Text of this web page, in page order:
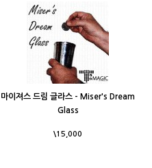
마이져스 드림 글라스 - Miser's Dream
Glass
\15,000